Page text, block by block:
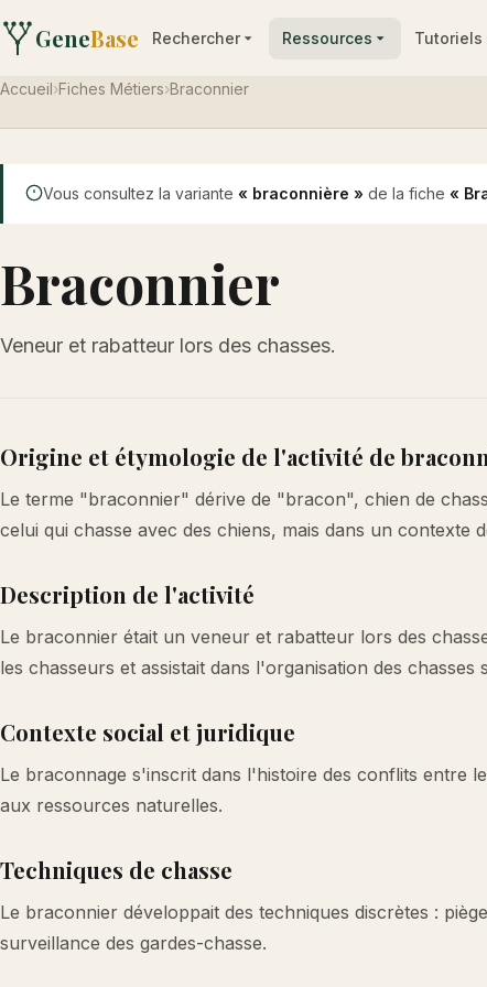
GeneBase Rechercher Ressources Tutoriels
Accueil›Fiches Métiers›Braconnier
Vous consultez la variante « braconnière » de la fiche «
Braconnier
Veneur et rabatteur lors des chasses.
Origine et étymologie de l'activité de
Le terme "braconnier" dérive de "bracon", chien de
celui qui chasse avec des chiens, mais dans un contexte
Description de l'activité
Le braconnier était un veneur et rabatteur lors des
les chasseurs et assistait dans l'organisation des chasses
Contexte social et juridique
Le braconnage s'inscrit dans l'histoire des conflits entre
aux ressources naturelles.
Techniques de chasse
Le braconnier développait des techniques discrètes :
surveillance des gardes-chasse.